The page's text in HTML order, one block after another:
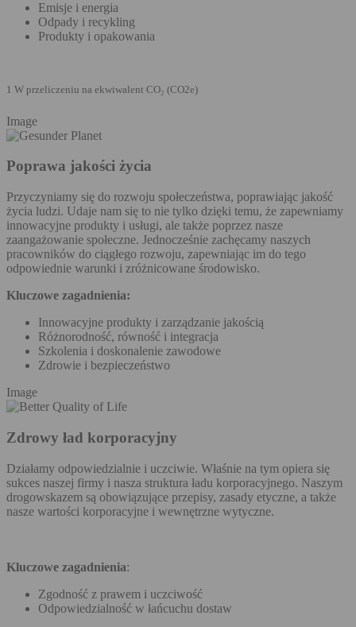
Emisje i energia
Odpady i recykling
Produkty i opakowania
1 W przeliczeniu na ekwiwalent CO₂ (CO2e)
Image
Poprawa jakości życia
Przyczyniamy się do rozwoju społeczeństwa, poprawiając jakość
życia ludzi. Udaje nam się to nie tylko dzięki temu, że zapewniamy
innowacyjne produkty i usługi, ale także poprzez nasze
zaangażowanie społeczne. Jednocześnie zachęcamy naszych
pracowników do ciągłego rozwoju, zapewniając im do tego
odpowiednie warunki i zróżnicowane środowisko.
Kluczowe zagadnienia:
Innowacyjne produkty i zarządzanie jakością
Różnorodność, równość i integracja
Szkolenia i doskonalenie zawodowe
Zdrowie i bezpieczeństwo
Image
Zdrowy ład korporacyjny
Działamy odpowiedzialnie i uczciwie. Właśnie na tym opiera się
sukces naszej firmy i nasza struktura ładu korporacyjnego. Naszym
drogowskazem są obowiązujące przepisy, zasady etyczne, a także
nasze wartości korporacyjne i wewnętrzne wytyczne.
Kluczowe zagadnienia:
Zgodność z prawem i uczciwość
Odpowiedzialność w łańcuchu dostaw